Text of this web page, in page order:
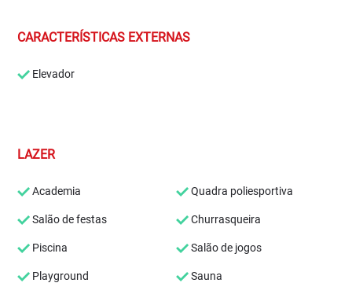
CARACTERÍSTICAS EXTERNAS
Elevador
LAZER
Academia Quadra poliesportiva
Salão de festas Churrasqueira
Piscina Salão de jogos
Playground Sauna